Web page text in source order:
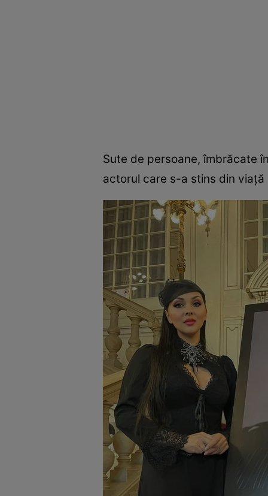
Sute de persoane, îmbrăcate
actorul care s-a stins din